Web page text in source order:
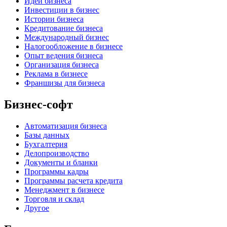
Инвестиции в бизнес
Истории бизнеса
Кредитование бизнеса
Международный бизнес
Налогообложение в бизнесе
Опыт ведения бизнеса
Организация бизнеса
Реклама в бизнесе
Франшизы для бизнеса
Бизнес-софт
Автоматизация бизнеса
Базы данных
Бухгалтерия
Делопроизводство
Документы и бланки
Программы кадры
Программы расчета кредита
Менеджмент в бизнесе
Торговля и склад
Другое